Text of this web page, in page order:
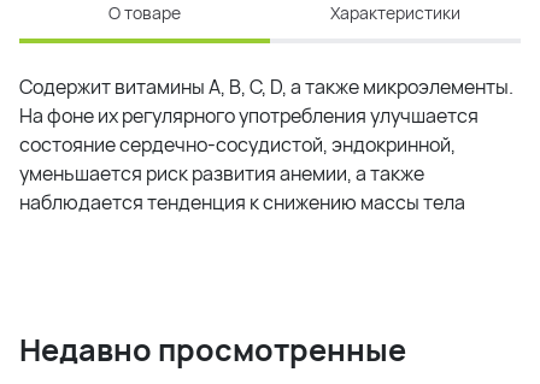
О товаре Характеристики
Содержит витамины А, В, С, D, а также микроэлементы.
На фоне их регулярного употребления улучшается
состояние сердечно-сосудистой, эндокринной,
уменьшается риск развития анемии, а также
наблюдается тенденция к снижению массы тела
Недавно просмотренные